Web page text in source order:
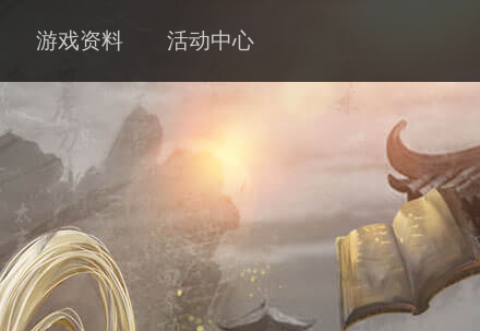
游戏资料 活动中心
攻略